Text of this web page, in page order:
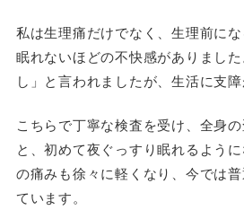
私は生理痛だけでなく、生理前に
眠れないほどの不快感がありまし
し」と言われましたが、生活に支障
こちらで丁寧な検査を受け、全身
と、初めて夜ぐっすり眠れるよう
の痛みも徐々に軽くなり、今では
ています。